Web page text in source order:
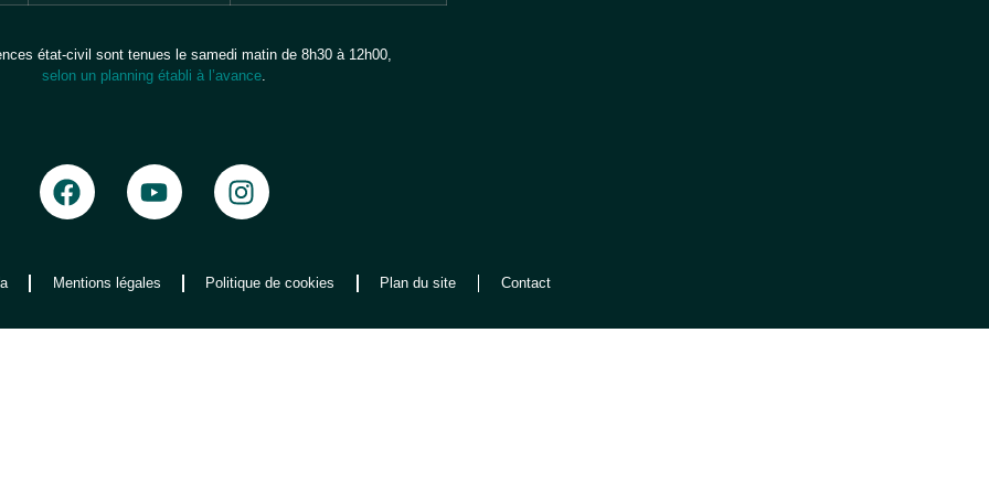
les
état-civil sont tenues le samedi matin de 8h30 à 12h00,
selon un planning établi à l’avance
Mentions légales Politique de cookies Plan du site Contact